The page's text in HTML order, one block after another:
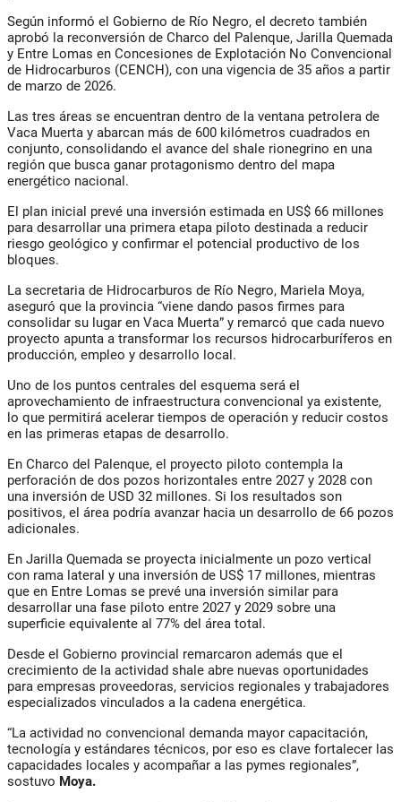
Según informó el Gobierno de Río Negro, el decreto también
aprobó la reconversión de Charco del Palenque, Jarilla Quemada
y Entre Lomas en Concesiones de Explotación No Convencional
de Hidrocarburos (CENCH), con una vigencia de 35 años a partir
de marzo de 2026.
Las tres áreas se encuentran dentro de la ventana petrolera de
Vaca Muerta y abarcan más de 600 kilómetros cuadrados en
conjunto, consolidando el avance del shale rionegrino en una
región que busca ganar protagonismo dentro del mapa
energético nacional.
El plan inicial prevé una inversión estimada en US$ 66 millones
para desarrollar una primera etapa piloto destinada a reducir
riesgo geológico y confirmar el potencial productivo de los
bloques.
La secretaria de Hidrocarburos de Río Negro, Mariela Moya,
aseguró que la provincia “viene dando pasos firmes para
consolidar su lugar en Vaca Muerta” y remarcó que cada nuevo
proyecto apunta a transformar los recursos hidrocarburíferos en
producción, empleo y desarrollo local.
Uno de los puntos centrales del esquema será el
aprovechamiento de infraestructura convencional ya existente,
lo que permitirá acelerar tiempos de operación y reducir costos
en las primeras etapas de desarrollo.
En Charco del Palenque, el proyecto piloto contempla la
perforación de dos pozos horizontales entre 2027 y 2028 con
una inversión de USD 32 millones. Si los resultados son
positivos, el área podría avanzar hacia un desarrollo de 66 pozos
adicionales.
En Jarilla Quemada se proyecta inicialmente un pozo vertical
con rama lateral y una inversión de US$ 17 millones, mientras
que en Entre Lomas se prevé una inversión similar para
desarrollar una fase piloto entre 2027 y 2029 sobre una
superficie equivalente al 77% del área total.
Desde el Gobierno provincial remarcaron además que el
crecimiento de la actividad shale abre nuevas oportunidades
para empresas proveedoras, servicios regionales y trabajadores
especializados vinculados a la cadena energética.
“La actividad no convencional demanda mayor capacitación,
tecnología y estándares técnicos, por eso es clave fortalecer las
capacidades locales y acompañar a las pymes regionales”,
sostuvo Moya.